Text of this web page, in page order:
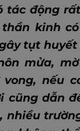
tác động
kinh
tụt huyết
mửa,
nếu
cũng dẫn
nhiều